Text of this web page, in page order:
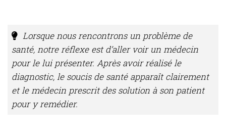
Lorsque nous rencontrons un problème de
santé, notre réflexe est d’aller voir un médecin
pour le lui présenter. Après avoir réalisé le
diagnostic, le soucis de santé apparaît clairement
et le médecin prescrit des solution à son patient
pour y remédier.